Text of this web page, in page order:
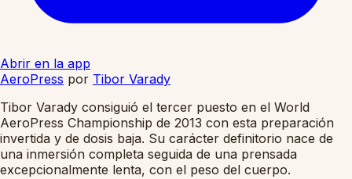
Abrir en la app
AeroPress por Tibor Varady
Tibor Varady consiguió el tercer puesto en el World
AeroPress Championship de 2013 con esta preparación
invertida y de dosis baja. Su carácter definitorio nace de
una inmersión completa seguida de una prensada
excepcionalmente lenta, con el peso del cuerpo.